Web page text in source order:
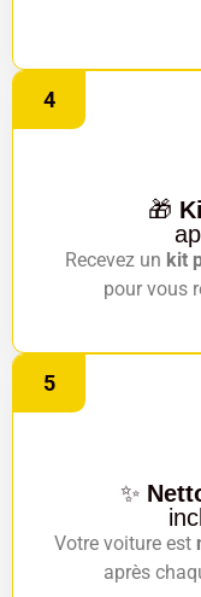
4
🎁
Recevez un kit
pour vous
5
✨
Votre voiture est
après